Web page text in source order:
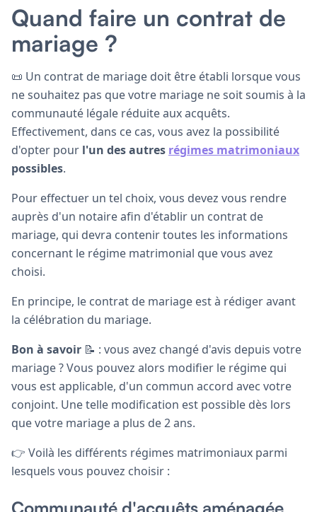
Quand faire un contrat de
mariage ?
📜 Un contrat de mariage doit être établi lorsque vous
ne souhaitez pas que votre mariage ne soit soumis à la
communauté légale réduite aux acquêts.
Effectivement, dans ce cas, vous avez la possibilité
d'opter pour l'un des autres régimes matrimoniaux
possibles.
Pour effectuer un tel choix, vous devez vous rendre
auprès d'un notaire afin d'établir un contrat de
mariage, qui devra contenir toutes les informations
concernant le régime matrimonial que vous avez
choisi.
En principe, le contrat de mariage est à rédiger avant
la célébration du mariage.
Bon à savoir 📝 : vous avez changé d'avis depuis votre
mariage ? Vous pouvez alors modifier le régime qui
vous est applicable, d'un commun accord avec votre
conjoint. Une telle modification est possible dès lors
que votre mariage a plus de 2 ans.
👉 Voilà les différents régimes matrimoniaux parmi
lesquels vous pouvez choisir :
Communauté d'acquêts aménagée